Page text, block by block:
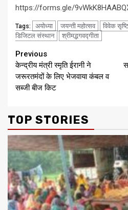
https://forms.gle/
Tags: अयोध्या जयन्ती महोत्सव विवेक
डिजिटल संस्थान
श्रीमद्भगवद्गीता
Continue
Reading
Previous
केन्द्रीय मंत्री स्मृति ईरानी ने
जरूरतमंदों के लिए भेजवाया कंबल व
सब्जी बीज किट
TOP STORIES